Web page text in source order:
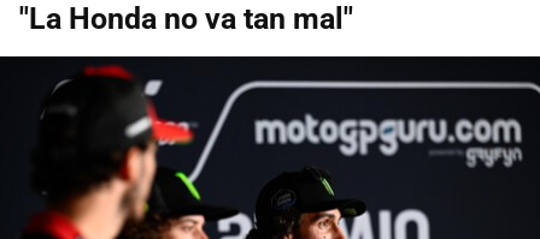
"La Honda no va tan mal"